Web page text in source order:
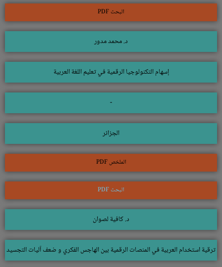
البحث PDF
د. محمد مدور
إسهام التكنولوجيا الرقمية في تعليم اللغة العربية
-
الجزائر
الملخص PDF
البحث PDF
د. كافية لصوان
ترقية استخدام العربية في المنصات الرقمية بين الهاجس الفكري و ضعف آليات التجسيد